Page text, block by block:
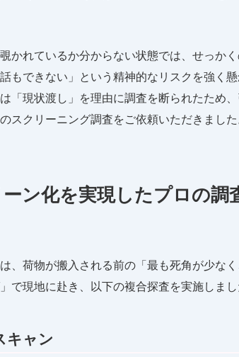
かれているか分からない状態では、せっか
もできない」という精神的なリスクを強く懸
「現状渡し」を理由に調査を断られたため
スクリーニング調査をご依頼いただきました
ン化を実現したプロの調
、荷物が搬入される前の「最も死角が少なく
で現地に赴き、以下の複合探査を実施しまし
キャン